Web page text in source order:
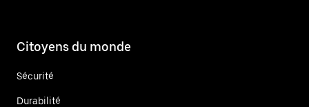
Citoyens du monde
Sécurité
Durabilité